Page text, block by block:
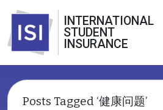
INTERNATIONAL
STUDENT
INSURANCE
Posts Tagged ‘健康问题’